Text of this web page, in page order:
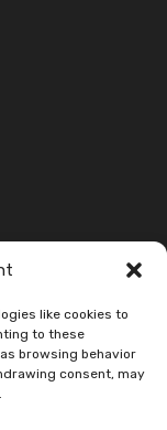
like cookies to
to these
browsing behavior
consent, may